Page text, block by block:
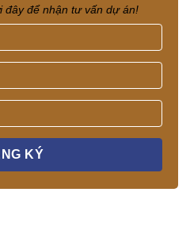
đây để nhận tư vấn dự án!